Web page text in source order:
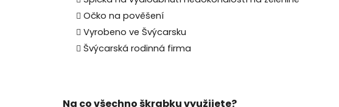
Očko na pověšení
Vyrobeno ve Švýcarsku
Švýcarská rodinná firma
Na co všechno škrabku využijete?